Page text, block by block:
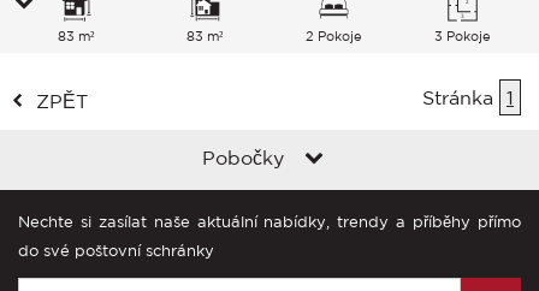
83 m² 83 m² 2 Pokoje 3 Pokoje
ZPĚT Stránka 1
Pobočky
Nechte si zasílat naše aktuální nabídky, trendy a příběhy přímo
do své poštovní schránky